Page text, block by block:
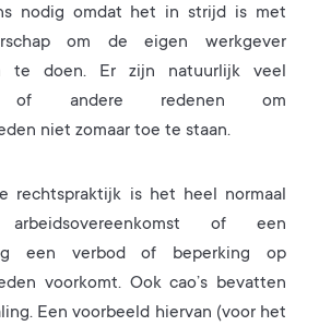
nodig omdat het in strijd is met
om de eigen werkgever
te doen. Er zijn natuurlijk veel
of andere redenen om
niet zomaar toe te staan.
rechtspraktijk is het heel normaal
of een
een verbod of beperking op
voorkomt. Ook cao’s bevatten
Een voorbeeld hiervan (voor het